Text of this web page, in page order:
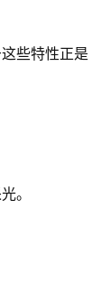
些特性正是
。